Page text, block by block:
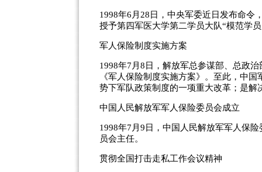
1998年6月28日，中央军委近日发布命令
授予第四军医大学第二学员大队“模范学
军人保险制度实施方案
1998年7月8日，解放军总参谋部、总政
《军人保险制度实施方案》。至此，中
势下军队政策制度的一项重大改革；是
中国人民解放军军人保险委员会成立
1998年7月9日，中国人民解放军军人保
员会主任。
贯彻全国打击走私工作会议精神